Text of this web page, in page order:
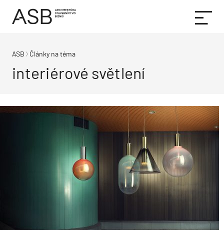
ASB Články na téma
interiérové světlení